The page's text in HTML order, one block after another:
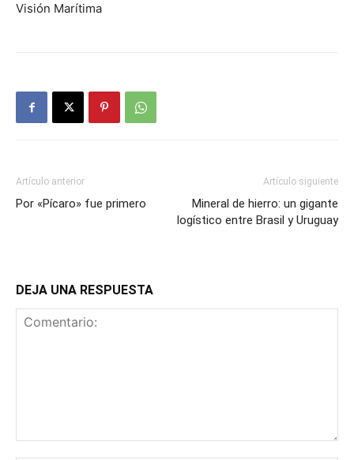
Visión Marítima
Artículo anterior
Por «Pícaro» fue primero
Artículo siguiente
Mineral de hierro: un gigante
logístico entre Brasil y Uruguay
DEJA UNA RESPUESTA